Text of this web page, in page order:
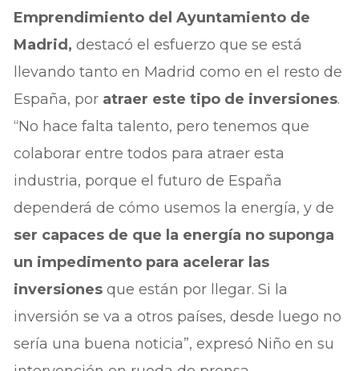
Emprendimiento del Ayuntamiento de
Madrid,destacó el esfuerzo que se está
llevando tanto en Madrid como en el resto de
España, por atraer este tipo de inversiones.
“No hace falta talento, pero tenemos que
colaborar entre todos para atraer esta
industria, porque el futuro de España
dependerá de cómo usemos la energía, y de
ser capaces de que la energía no suponga
un impedimento para acelerar las
inversionesque están por llegar. Si la
inversión se va a otros países, desde luego no
sería una buena noticia”, expresó Niño en su